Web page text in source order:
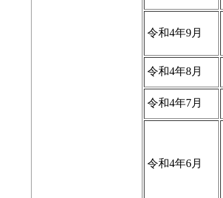
令和4年9月
令和4年8月
令和4年7月
令和4年6月